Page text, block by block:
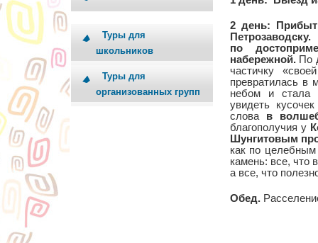
Туры для
школьников
Туры для
организованных групп
2 день:
Петрозаводску.
по
набережной. По
частичку
превратилась в
небом и стала
увидеть
слова в
благополучия у
Шунгитовым
как по целебным
камень: все, что
а все, что
Обед.